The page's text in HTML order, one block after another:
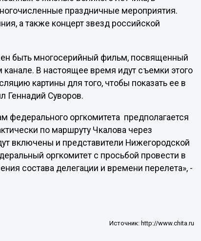
праздничные мероприятия.
а также концерт звезд российской
быть многосерийный фильм, посвященный
канале. В настоящее время идут съемки этого
картины для того, чтобы показать ее в
Геннадий Суворов.
федерального оргкомитета предполагается
по маршруту Чкалова через
включены и представители Нижегородской
оргкомитет с просьбой провести в
состава делегации и времени перелета», -
Источник: http://www.chita.ru